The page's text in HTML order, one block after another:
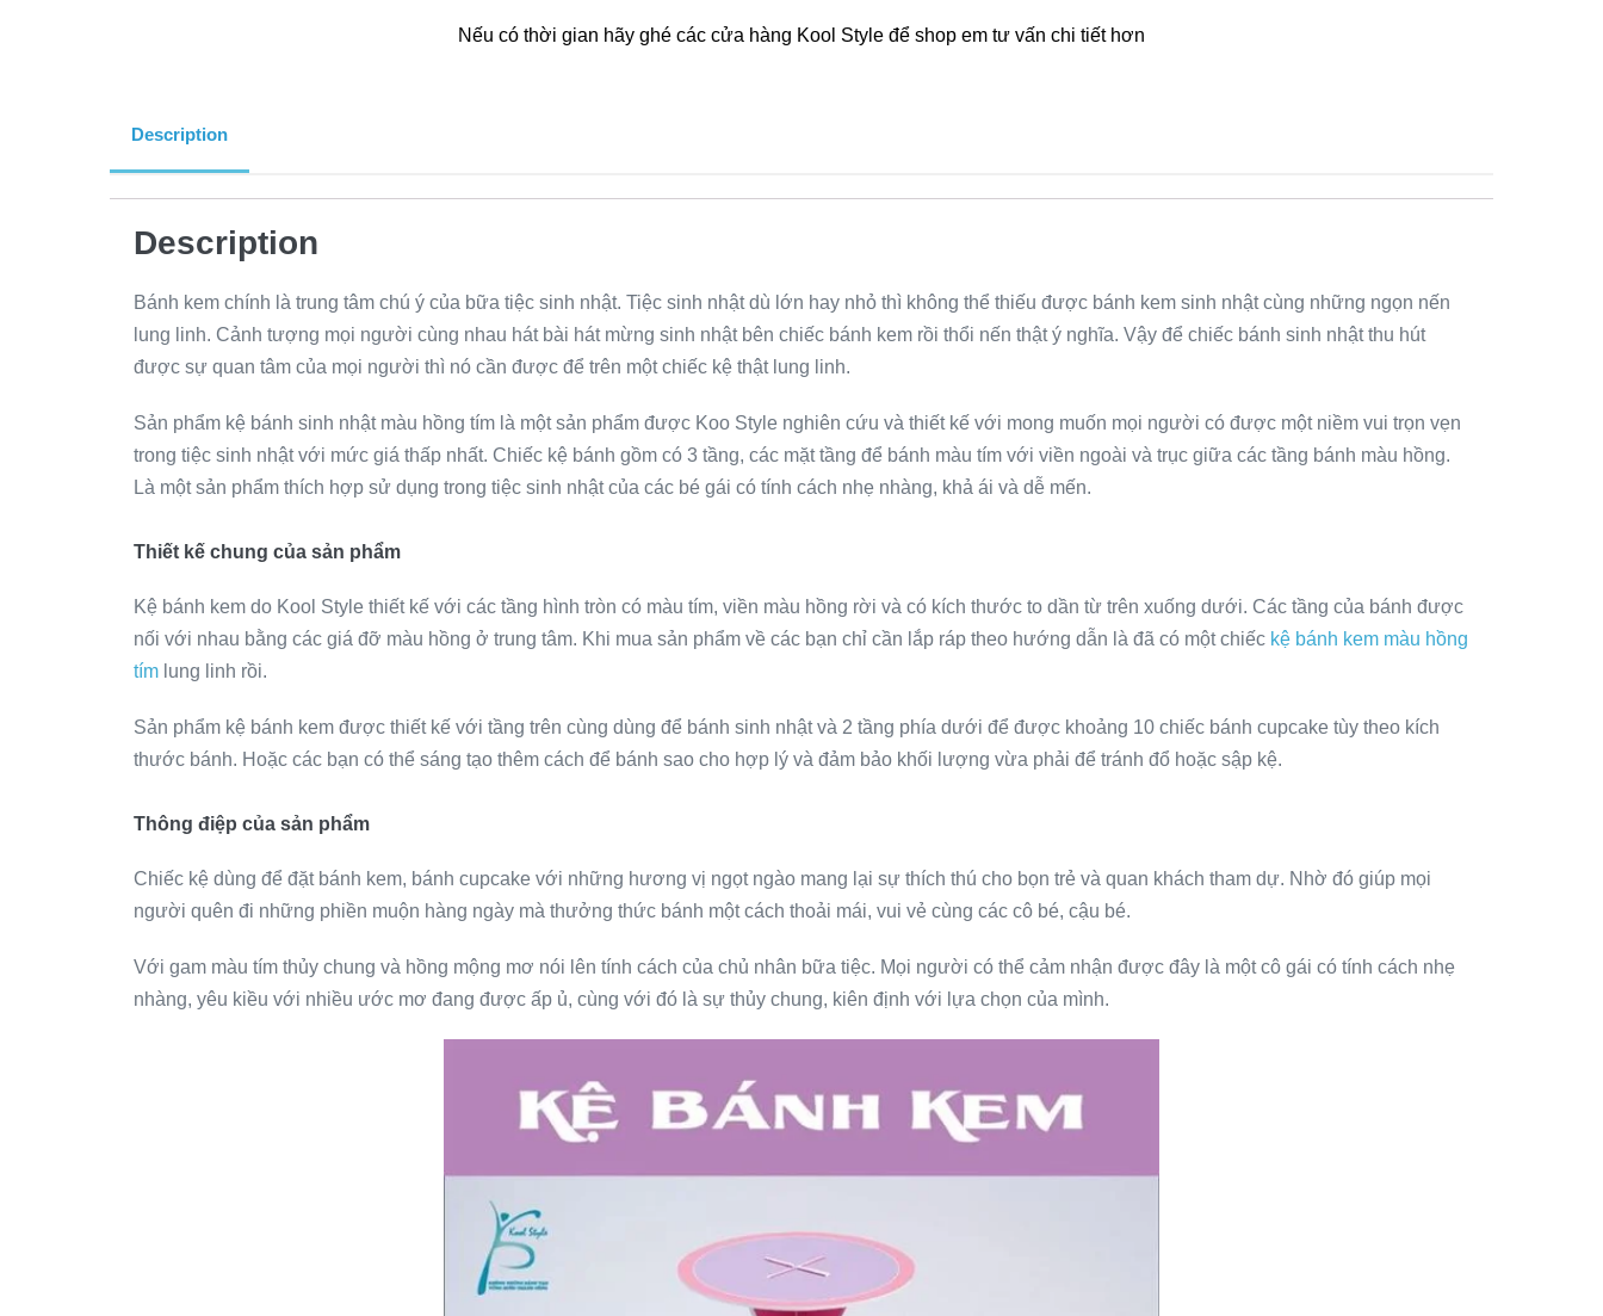
Nếu có thời gian hãy ghé các cửa hàng Kool Style để shop em tư vấn chi tiết hơn
Description
Description
Bánh kem chính là trung tâm chú ý của bữa tiệc sinh nhật. Tiệc sinh nhật dù lớn hay nhỏ thì không thể thiếu được bánh kem sinh nhật cùng những ngọn nến
lung linh. Cảnh tượng mọi người cùng nhau hát bài hát mừng sinh nhật bên chiếc bánh kem rồi thổi nến thật ý nghĩa. Vậy để chiếc bánh sinh nhật thu hút
được sự quan tâm của mọi người thì nó cần được để trên một chiếc kệ thật lung linh.
Sản phẩm kệ bánh sinh nhật màu hồng tím là một sản phẩm được Koo Style nghiên cứu và thiết kế với mong muốn mọi người có được một niềm vui trọn vẹn
trong tiệc sinh nhật với mức giá thấp nhất. Chiếc kệ bánh gồm có 3 tầng, các mặt tầng để bánh màu tím với viền ngoài và trục giữa các tầng bánh màu hồng.
Là một sản phẩm thích hợp sử dụng trong tiệc sinh nhật của các bé gái có tính cách nhẹ nhàng, khả ái và dễ mến.
Thiết kế chung của sản phẩm
Kệ bánh kem do Kool Style thiết kế với các tầng hình tròn có màu tím, viền màu hồng rời và có kích thước to dần từ trên xuống dưới. Các tầng của bánh được
nối với nhau bằng các giá đỡ màu hồng ở trung tâm. Khi mua sản phẩm về các bạn chỉ cần lắp ráp theo hướng dẫn là đã có một chiếc kệ bánh kem màu hồng
tím lung linh rồi.
Sản phẩm kệ bánh kem được thiết kế với tầng trên cùng dùng để bánh sinh nhật và 2 tầng phía dưới để được khoảng 10 chiếc bánh cupcake tùy theo kích
thước bánh. Hoặc các bạn có thể sáng tạo thêm cách để bánh sao cho hợp lý và đảm bảo khối lượng vừa phải để tránh đổ hoặc sập kệ.
Thông điệp của sản phẩm
Chiếc kệ dùng để đặt bánh kem, bánh cupcake với những hương vị ngọt ngào mang lại sự thích thú cho bọn trẻ và quan khách tham dự. Nhờ đó giúp mọi
người quên đi những phiền muộn hàng ngày mà thưởng thức bánh một cách thoải mái, vui vẻ cùng các cô bé, cậu bé.
Với gam màu tím thủy chung và hồng mộng mơ nói lên tính cách của chủ nhân bữa tiệc. Mọi người có thể cảm nhận được đây là một cô gái có tính cách nhẹ
nhàng, yêu kiều với nhiều ước mơ đang được ấp ủ, cùng với đó là sự thủy chung, kiên định với lựa chọn của mình.